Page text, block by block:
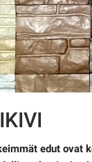
edut ovat